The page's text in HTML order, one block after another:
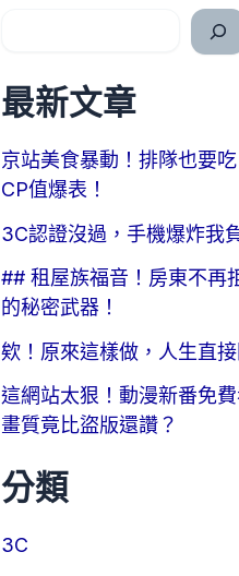
最新文章
京站美食暴動！排隊也要
CP值爆表！
3C認證沒過，手機爆炸我
## 租屋族福音！房東不再
的秘密武器！
欸！原來這樣做，人生直接
這網站太狠！動漫新番免費
畫質竟比盜版還讚？
分類
3C